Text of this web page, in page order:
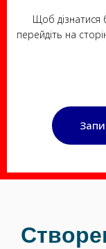
Щоб дізнатися
перейдіть на